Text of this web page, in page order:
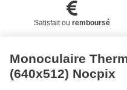
Satisfait ou remboursé
Monoculaire
(640x512) Nocpix